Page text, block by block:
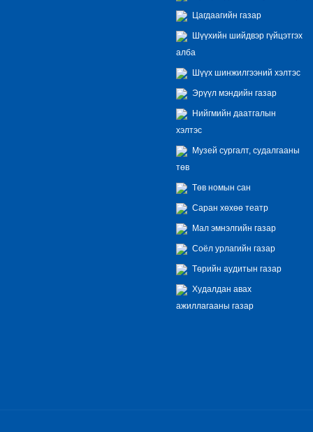
Цагдаагийн газар
Шүүхийн шийдвэр гүйцэтгэх
алба
Шүүх шинжилгээний хэлтэс
Эрүүл мэндийн газар
Нийгмийн даатгалын
хэлтэс
Музей сургалт, судалгааны
төв
Төв номын сан
Саран хөхөө театр
Мал эмнэлгийн газар
Соёл урлагийн газар
Төрийн аудитын газар
Худалдан авах
ажиллагааны газар